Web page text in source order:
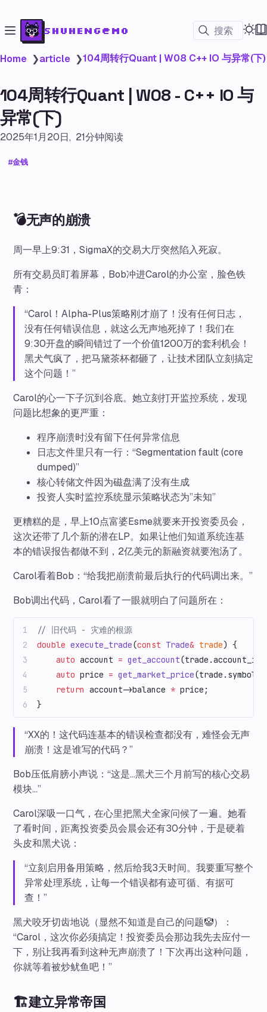
shuheng@mo 搜索
Home ❯article ❯104周转行Quant | W08 C++ IO 与异常(下)
104周转行Quant | W08 - C++ IO 与
异常(下)
2025年1月20日 21分钟阅读
金钱
💣无声的崩溃
周一早上9:31，SigmaX的交易大厅突然陷入死寂。
所有交易员盯着屏幕，Bob冲进Carol的办公室，脸色铁
青：
“Carol！Alpha-Plus策略刚才崩了！没有任何日志，
没有任何错误信息，就这么无声地死掉了！我们在
9:30开盘的瞬间错过了一个价值1200万的套利机会！
黑犬气疯了，把马黛茶杯都砸了，让技术团队立刻搞定
这个问题！”
Carol的心一下子沉到谷底。她立刻打开监控系统，发现
问题比想象的更严重：
程序崩溃时没有留下任何异常信息
日志文件里只有一行：“Segmentation fault (core
dumped)”
核心转储文件因为磁盘满了没有生成
投资人实时监控系统显示策略状态为”未知”
更糟糕的是，早上10点富婆Esme就要来开投资委员会，
这次还带了几个新的潜在LP。如果让他们知道系统连基
本的错误报告都做不到，2亿美元的新融资就要泡汤了。
Carol看着Bob：“给我把崩溃前最后执行的代码调出来。”
Bob调出代码，Carol看了一眼就明白了问题所在：
// 旧代码 - 灾难的根源
double execute_trade(const Trade& trade) {
    auto
account = get_account
    auto
price = get_market_price(trade.symbol);
    return
account->balance * price;
}
“XX的！这代码连基本的错误检查都没有，难怪会无声
崩溃！这是谁写的代码？”
Bob压低肩膀小声说：“这是…黑犬三个月前写的核心交易
模块…”
Carol深吸一口气，在心里把黑犬全家问候了一遍。她看
了看时间，距离投资委员会晨会还有30分钟，于是硬着
头皮和黑犬说：
“立刻启用备用策略，然后给我3天时间。我要重写整个
异常处理系统，让每一个错误都有迹可循、有据可
查！”
黑犬咬牙切齿地说（显然不知道是自己的问题🤡）：
“Carol，这次你必须搞定！投资委员会那边我先去应付一
下，别让我再看到这种无声崩溃了！下次再出这种问题，
你就等着被炒鱿鱼吧！”
🏗️建立异常帝国